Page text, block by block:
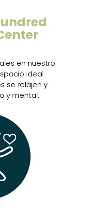
en nuestro
ideal
se relajen y
y mental.